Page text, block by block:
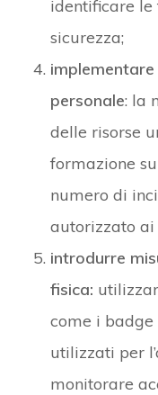
identificare
sicurezza;
personale: la
delle risorse
formazione
numero di
autorizzato ai
introdurre
fisica:
come i
utilizzati per
monitorare